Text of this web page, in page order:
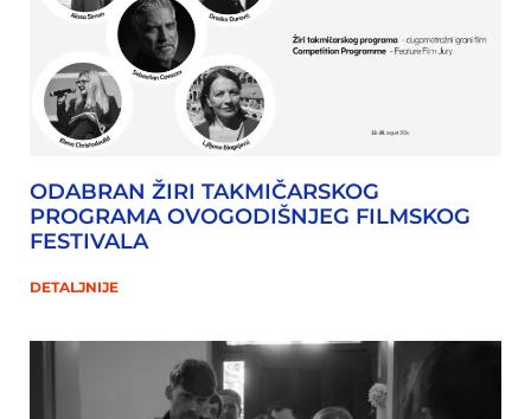
ODABRAN ŽIRI TAKMIČARSKOG
PROGRAMA OVOGODIŠNJEG FILMSKOG
FESTIVALA
DETALJNIJE